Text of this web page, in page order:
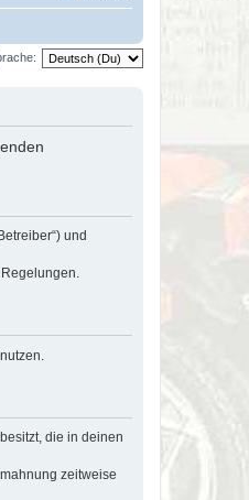
und
die in deinen
zeitweise